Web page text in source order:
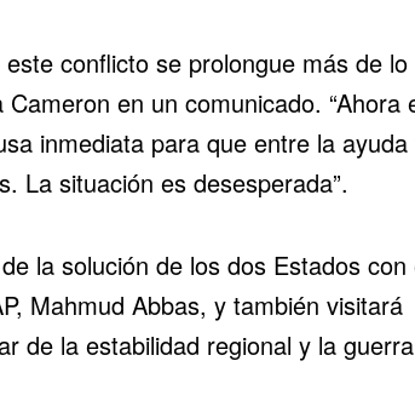
este conflicto se prolongue más de lo
Cameron en un comunicado. “Ahora
inmediata para que entre la ayuda
La situación es desesperada”.
la solución de los dos Estados con
Mahmud Abbas, y también visitará
de la estabilidad regional y la